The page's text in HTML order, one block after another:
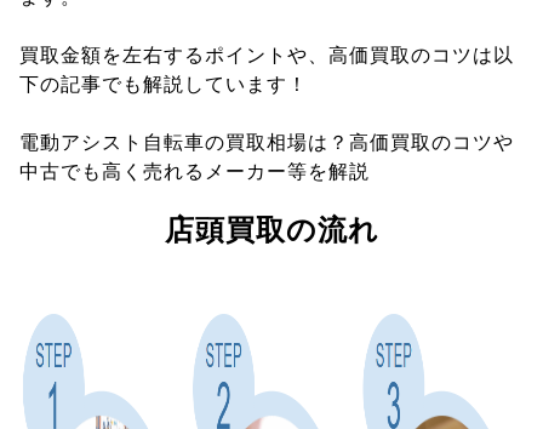
買取金額を左右するポイントや、高価買取のコツは以
下の記事でも解説しています！
電動アシスト自転車の買取相場は？高価買取のコツや
中古でも高く売れるメーカー等を解説
店頭買取の流れ